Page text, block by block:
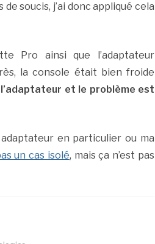
soucis, j’ai donc appliqué cela
Pro ainsi que l’adaptateur
la console était bien froide
l’adaptateur et le problème est
adaptateur en particulier ou ma
un cas isolé, mais ça n’est pas